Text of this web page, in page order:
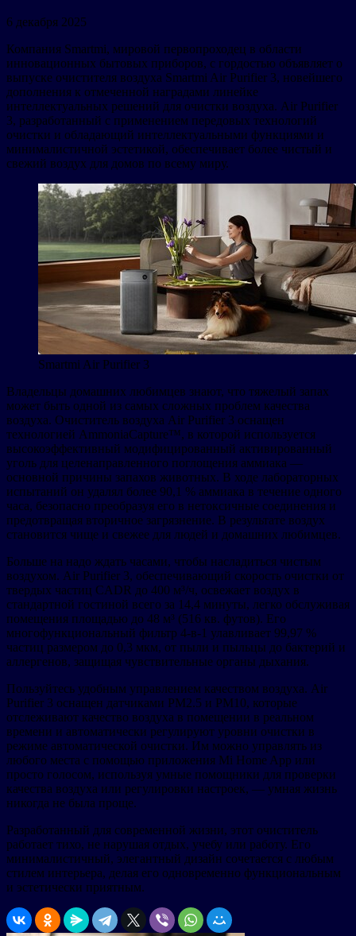
6 декабря 2025
Компания Smartmi, мировой первопроходец в области
инновационных бытовых приборов, с гордостью объявляет о
выпуске очистителя воздуха Smartmi Air Purifier 3, новейшего
дополнения к отмеченной наградами линейке
интеллектуальных решений для очистки воздуха. Air Purifier
3, разработанный с применением передовых технологий
очистки и обладающий интеллектуальными функциями и
минималистичной эстетикой, обеспечивает более чистый и
свежий воздух для домов по всему миру.
Smartmi Air Purifier 3
Владельцы домашних любимцев знают, что тяжелый запах
может быть одной из самых сложных проблем качества
воздуха. Очиститель воздуха Air Purifier 3 оснащен
технологией AmmoniaCapture™, в которой используется
высокоэффективный модифицированный активированный
уголь для целенаправленного поглощения аммиака —
основной причины запахов животных. В ходе лабораторных
испытаний он удалял более 90,1 % аммиака в течение одного
часа, безопасно преобразуя его в нетоксичные соединения и
предотвращая вторичное загрязнение. В результате воздух
становится чище и свежее для людей и домашних любимцев.
Больше на надо ждать часами, чтобы насладиться чистым
воздухом. Air Purifier 3, обеспечивающий скорость очистки от
твердых частиц CADR до 400 м³/ч, освежает воздух в
стандартной гостиной всего за 14,4 минуты, легко обслуживая
помещения площадью до 48 м³ (516 кв. футов). Его
многофункциональный фильтр 4-в-1 улавливает 99,97 %
частиц размером до 0,3 мкм, от пыли и пыльцы до бактерий и
аллергенов, защищая чувствительные органы дыхания.
Пользуйтесь удобным управлением качеством воздуха. Air
Purifier 3 оснащен датчиками PM2.5 и PM10, которые
отслеживают качество воздуха в помещении в реальном
времени и автоматически регулируют уровни очистки в
режиме автоматической очистки. Им можно управлять из
любого места с помощью приложения Mi Home App или
просто голосом, используя умные помощники для проверки
качества воздуха или регулировки настроек, — умная жизнь
никогда не была проще.
Разработанный для современной жизни, этот очиститель
работает тихо, не нарушая отдых, учебу или работу. Его
минималистичный, элегантный дизайн сочетается с любым
стилем интерьера, делая его одновременно функциональным
и эстетически приятным.